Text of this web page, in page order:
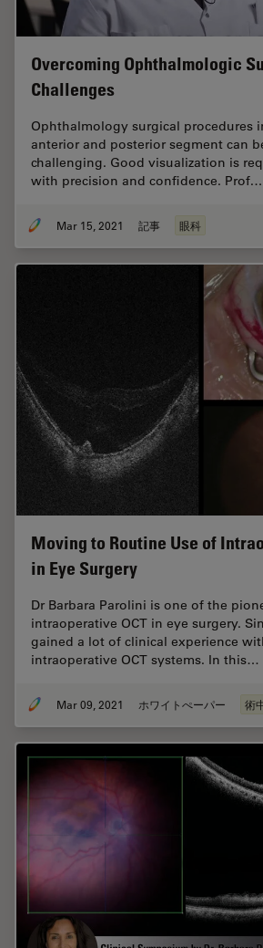
Overcoming Ophthalmologic
Challenges
Ophthalmology surgical procedures
anterior and posterior segment can
challenging. Good visualization is
with precision and confidence.
Mar 15, 2021 記事 眼科
Moving to Routine Use of
in Eye Surgery
Dr Barbara Parolini is one of the
intraoperative OCT in eye surgery.
gained a lot of clinical experience
intraoperative OCT systems. In this…
Mar 09, 2021 ホワイトぺーパー 術